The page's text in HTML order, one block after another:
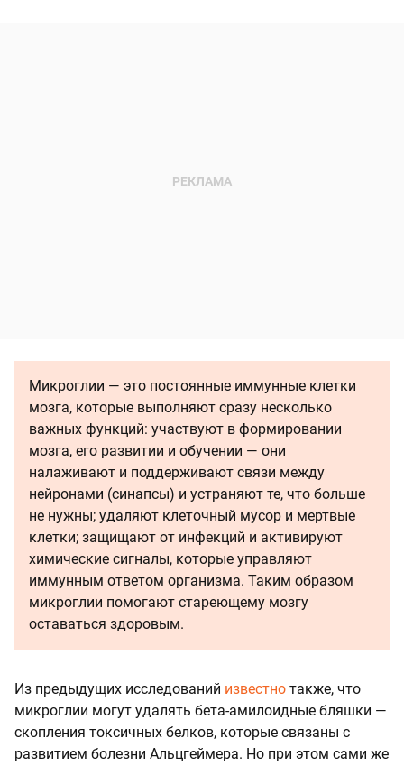
Микроглии — это постоянные иммунные клетки
мозга, которые выполняют сразу несколько
важных функций: участвуют в формировании
мозга, его развитии и обучении — они
налаживают и поддерживают связи между
нейронами (синапсы) и устраняют те, что больше
не нужны; удаляют клеточный мусор и мертвые
клетки; защищают от инфекций и активируют
химические сигналы, которые управляют
иммунным ответом организма. Таким образом
микроглии помогают стареющему мозгу
оставаться здоровым.
Из предыдущих исследований известно также, что
микроглии могут удалять бета-амилоидные бляшки —
скопления токсичных белков, которые связаны с
развитием болезни Альцгеймера. Но при этом сами же